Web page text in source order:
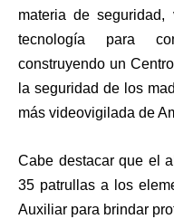
materia de
tecnología para
construyendo un
la seguridad de los
más videovigilada de
Cabe destacar que el
35 patrullas a los
Auxiliar para brindar